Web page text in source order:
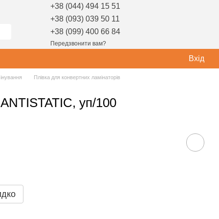
+38 (044) 494 15 51
+38 (093) 039 50 11
+38 (099) 400 66 84
Передзвонити вам?
Вхід
Плівка для конвертних ламінаторів
уп/100